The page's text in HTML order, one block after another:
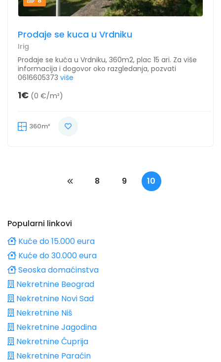
Prodaje se kuca u Vrdniku
Irig
Prodaje se kuća u Vrdniku, 360m2, plac 15 ari. Za više
informacija i dogovor oko razgledanja, pozvati
0616605373 više
1€ (0 €/m²)
360m²
8 9 10
Popularni linkovi
Kuće do 15.000 eura
Kuće do 30.000 eura
Seoska domaćinstva
Nekretnine Beograd
Nekretnine Novi Sad
Nekretnine Niš
Nekretnine Jagodina
Nekretnine Ćuprija
Nekretnine Paraćin